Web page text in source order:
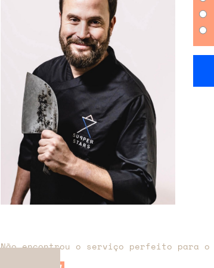
Não encontrou o serviço perfeito para o